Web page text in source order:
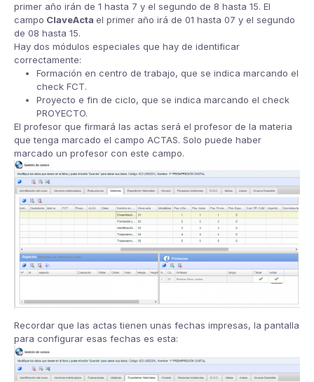
primer año irán de 1 hasta 7 y el segundo de 8 hasta 15. El
campo ClaveActa el primer año irá de 01 hasta 07 y el segundo
de 08 hasta 15.
Hay dos módulos especiales que hay de identificar
correctamente:
Formación en centro de trabajo, que se indica marcando el
check FCT.
Proyecto e fin de ciclo, que se indica marcando el check
PROYECTO.
El profesor que firmará las actas será el profesor de la materia
que tenga marcado el campo ACTAS. Solo puede haber
marcado un profesor con este campo.
Recordar que las actas tienen unas fechas impresas, la pantalla
para configurar esas fechas es esta: